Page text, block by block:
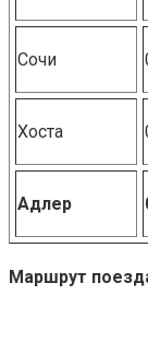
Сочи
Хоста
Адлер
Маршрут